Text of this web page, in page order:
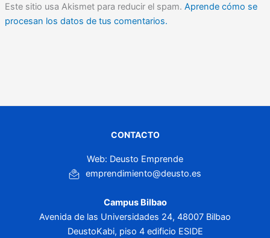
Este sitio usa Akismet para reducir el spam. Aprende cómo se
procesan los datos de tus comentarios.
CONTACTO
Web: Deusto Emprende
emprendimiento@deusto.es
Campus Bilbao
Avenida de las Universidades 24, 48007 Bilbao
DeustoKabi, piso 4 edificio ESIDE